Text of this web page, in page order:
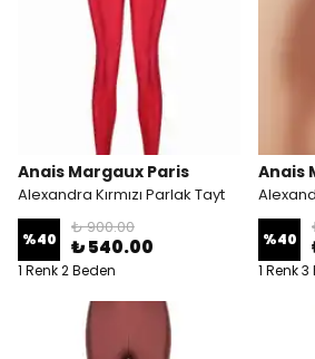
Anais Margaux Paris
Alexandra Kırmızı Parlak Tayt
%40
₺ 900.00
₺ 540.00
1 Renk 2 Beden
Anais
%40
1 Renk